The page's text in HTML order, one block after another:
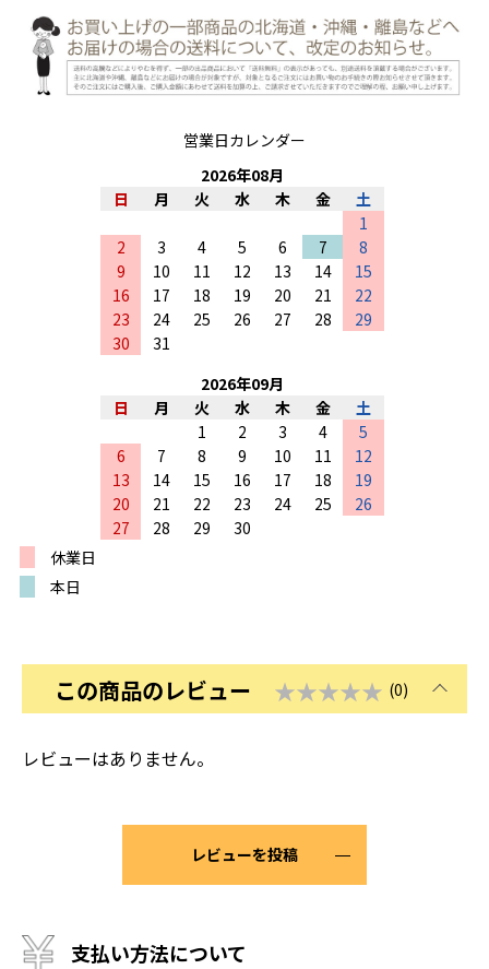
営業日カレンダー
2026年08月
日
月 火 水 木 金
土
1
2
3 4 5 6 7
8
9
10 11 12 13 14
15
16
17 18 19 20 21
22
23
24 25 26 27 28
29
30
31
2026年09月
日
月 火 水 木 金
土
1
2 3 4
5
6
7 8 9 10 11
12
13
14 15 16 17 18
19
20
21 22 23 24 25
26
27
28 29
30
休業日
本日
この商品のレビュー ★★★★★ (0)
レビューはありません。
レビューを投稿
支払い方法について